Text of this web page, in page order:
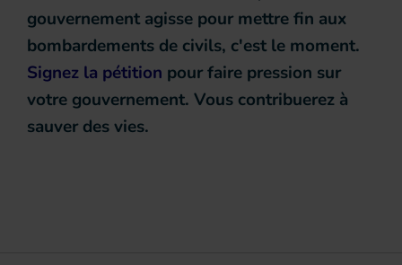
gouvernement agisse pour mettre fin aux
bombardements de civils, c'est le moment.
Signez la pétition pour faire pression sur
votre gouvernement. Vous contribuerez à
sauver des vies.